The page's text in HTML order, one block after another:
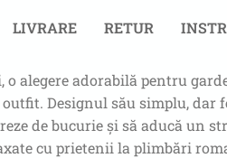
LIVRARE RETUR
alegere adorabilă pentru
Designul său simplu,
de bucurie și să aducă
cu prietenii la plimbări